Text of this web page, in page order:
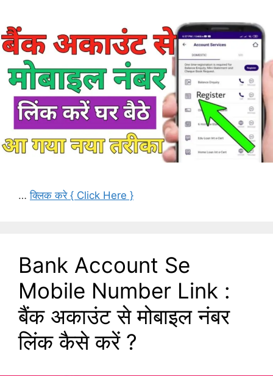
…क्लिक करे { Click Here }
Bank Account Se
Mobile Number Link :
बैंक अकाउंट से मोबाइल नंबर
लिंक कैसे करें ?